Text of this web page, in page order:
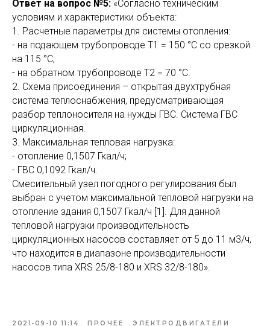
Ответ на вопрос №5: «Согласно техническим
условиям и характеристики объекта:
1. Расчетные параметры для системы отопления:
- на подающем трубопроводе Т1 = 150 °С со срезкой
на 115 °С;
- на обратном трубопроводе Т2 = 70 °С.
2. Схема присоединения – открытая двухтрубная
система теплоснабжения, предусматривающая
разбор теплоносителя на нужды ГВС. Система ГВС
циркуляционная.
3. Максимальная тепловая нагрузка:
- отопление 0,1507 Гкал/ч;
- ГВС 0,1092 Гкал/ч.
Смесительный узел погодного регулирования был
выбран с учетом максимальной тепловой нагрузки на
отопление здания 0,1507 Гкал/ч [1]. Для данной
тепловой нагрузки производительность
циркуляционных насосов составляет от 5 до 11 м3/ч,
что находится в диапазоне производительности
насосов типа XRS 25/8-180 и XRS 32/8-180».
2021-09-10 11:14 ПРОЧЕЕ ЭЛЕКТРОДВИГАТЕЛИ